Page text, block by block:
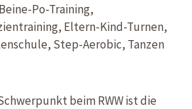
Po-Training,
Eltern-Kind-Turnen,
Step-Aerobic, Tanzen
beim RWW ist die